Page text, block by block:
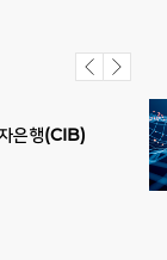
은행(CIB)